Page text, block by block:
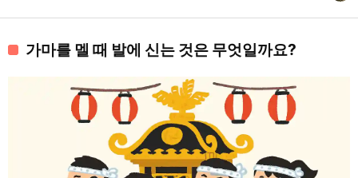
가마를 멜 때 발에 신는 것은 무엇일까요?